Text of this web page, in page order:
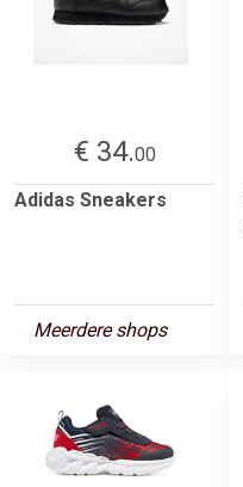
€ 34.00
Adidas Sneakers
Meerdere shops